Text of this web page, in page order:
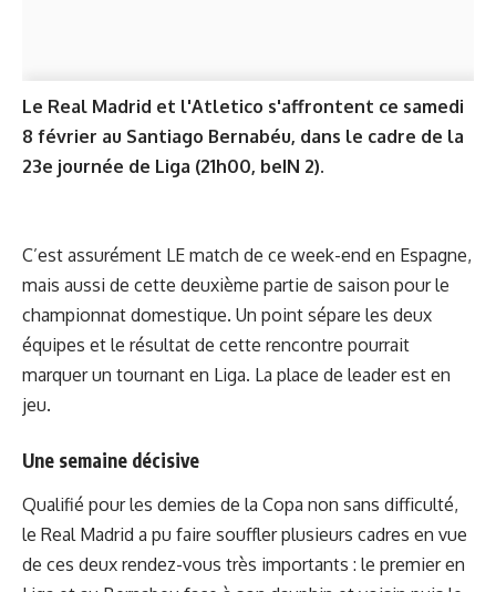
Le Real Madrid et l'Atletico s'affrontent ce samedi
8 février au Santiago Bernabéu, dans le cadre de la
23e journée de Liga (21h00, beIN 2).
C’est assurément LE match de ce week-end en Espagne,
mais aussi de cette deuxième partie de saison pour le
championnat domestique. Un point sépare les deux
équipes et le résultat de cette rencontre pourrait
marquer un tournant en Liga. La place de leader est en
jeu.
Une semaine décisive
Qualifié pour les demies de la Copa non sans difficulté,
le Real Madrid a pu faire souffler plusieurs cadres en vue
de ces deux rendez-vous très importants : le premier en